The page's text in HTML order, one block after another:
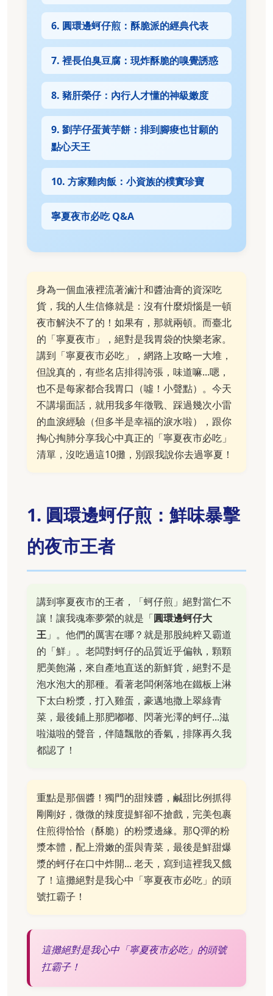
6. 圓環邊蚵仔煎：酥脆派的經典代表
7. 裡長伯臭豆腐：現炸酥脆的嗅覺誘惑
8. 豬肝榮仔：內行人才懂的神級嫩度
9. 劉芋仔蛋黃芋餅：排到腳痠也甘願的
點心天王
10. 方家雞肉飯：小資族的樸實珍寶
寧夏夜市必吃 Q&A
身為一個血液裡流著滷汁和醬油膏的資深吃
貨，我的人生信條就是：沒有什麼煩惱是一頓
夜市解決不了的！如果有，那就兩頓。而臺北
的「寧夏夜市」，絕對是我胃袋的快樂老家。
講到「寧夏夜市必吃」，網路上攻略一大堆，
但說真的，有些名店排得誇張，味道嘛...嗯，
也不是每家都合我胃口（噓！小聲點）。今天
不講場面話，就用我多年徵戰、踩過幾次小雷
的血淚經驗（但多半是幸福的淚水啦），跟你
掏心掏肺分享我心中真正的「寧夏夜市必吃」
清單，沒吃過這10攤，別跟我說你去過寧夏！
1. 圓環邊蚵仔煎：鮮味暴擊
的夜市王者
講到寧夏夜市的王者，「蚵仔煎」絕對當仁不
讓！讓我魂牽夢縈的就是「圓環邊蚵仔大
王 」。他們的厲害在哪？就是那股純粹又霸道
的「鮮」。老闆對蚵仔的品質近乎偏執，顆顆
肥美飽滿，來自產地直送的新鮮貨，絕對不是
泡水泡大的那種。看著老闆俐落地在鐵板上淋
下太白粉漿，打入雞蛋，豪邁地撒上翠綠青
菜，最後鋪上那肥嘟嘟、閃著光澤的蚵仔...滋
啦滋啦的聲音，伴隨飄散的香氣，排隊再久我
都認了！
重點是那個醬！獨門的甜辣醬，鹹甜比例抓得
剛剛好，微微的辣度提鮮卻不搶戲，完美包裹
住煎得恰恰（酥脆）的粉漿邊緣。那Q彈的粉
漿本體，配上滑嫩的蛋與青菜，最後是鮮甜爆
漿的蚵仔在口中炸開... 老天，寫到這裡我又餓
了！這攤絕對是我心中「寧夏夜市必吃」的頭
號扛霸子！
這攤絕對是我心中「寧夏夜市必吃」的頭號
扛霸子！